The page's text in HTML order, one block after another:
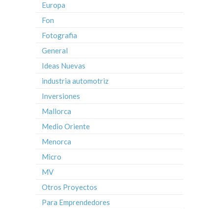
Europa
Fon
Fotografia
General
Ideas Nuevas
industria automotriz
Inversiones
Mallorca
Medio Oriente
Menorca
Micro
MV
Otros Proyectos
Para Emprendedores